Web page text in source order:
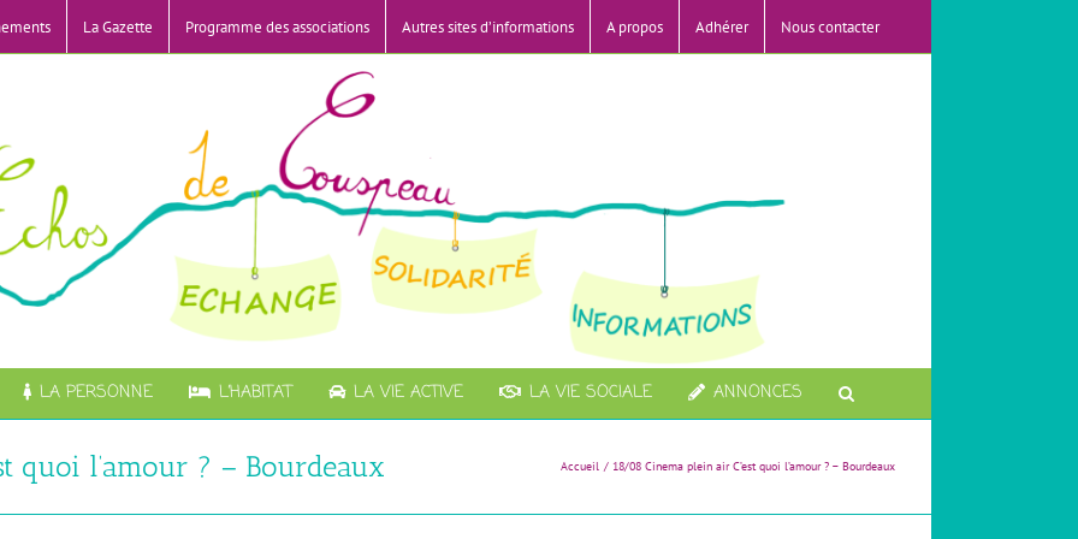
La Gazette Programme des associations Autres sites d’informations A propos Adhérer Nous contacter
LA PERSONNE L’HABITAT LA VIE ACTIVE LA VIE SOCIALE ANNONCES
quoi l’amour ? – Bourdeaux Accueil 18/08 Cinema plein air C’est quoi l’amour ? – Bourdeaux